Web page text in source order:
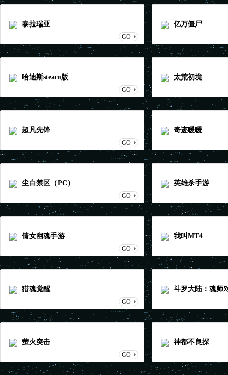
泰拉瑞亚
GO
亿万僵尸
哈迪斯steam版
GO
太荒初境
超凡先锋
GO
奇迹暖暖
尘白禁区（PC）
GO
英雄杀手游
倩女幽魂手游
GO
我叫MT4
猎魂觉醒
GO
斗罗大陆：魂师
萤火突击
GO
神都不良探